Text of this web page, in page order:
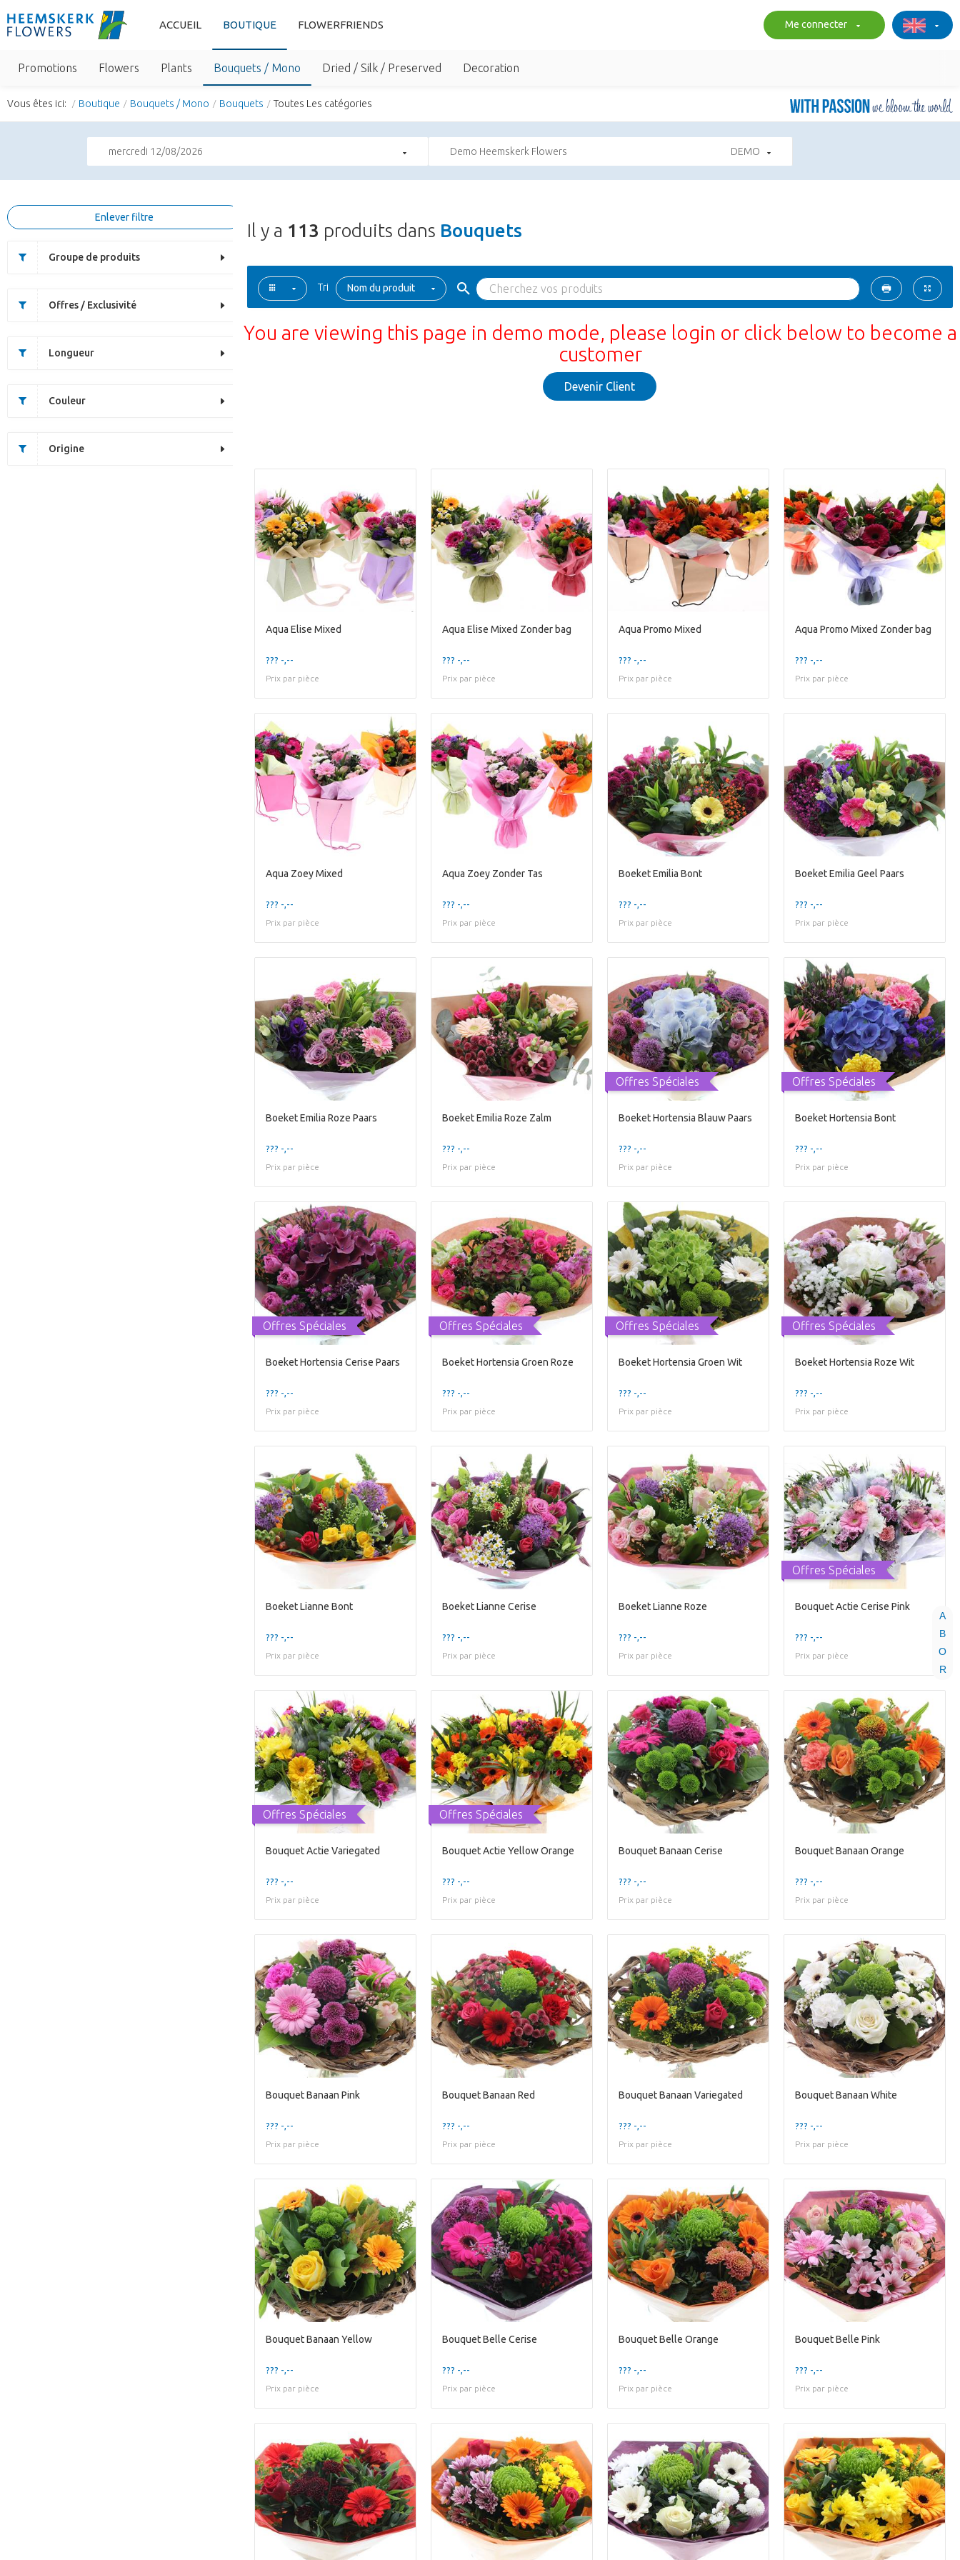
ACCUEIL BOUTIQUE FLOWERFRIENDS Me connecter
Promotions Flowers Plants Bouquets / Mono Dried / Silk / Preserved Decoration
Vous êtes ici: Boutique Bouquets / Mono Bouquets Toutes Les catégories
mercredi 12/08/2026 Demo Heemskerk Flowers DEMO
A
B
O
R
Enlever filtre
Groupe de produits
Offres / Exclusivité
Longueur
Couleur
Origine
Il y a 113 produits dans Bouquets
Tri Nom du produit
You are viewing this page in demo mode, please login or click below to become a
customer
Devenir Client
Aqua Elise Mixed
??? -,--
Prix par pièce
Aqua Elise Mixed Zonder bag
??? -,--
Prix par pièce
Aqua Promo Mixed
??? -,--
Prix par pièce
Aqua Promo Mixed Zonder bag
??? -,--
Prix par pièce
Aqua Zoey Mixed
??? -,--
Prix par pièce
Aqua Zoey Zonder Tas
??? -,--
Prix par pièce
Boeket Emilia Bont
??? -,--
Prix par pièce
Boeket Emilia Geel Paars
??? -,--
Prix par pièce
Boeket Emilia Roze Paars
??? -,--
Prix par pièce
Boeket Emilia Roze Zalm
??? -,--
Prix par pièce
Offres Spéciales
Boeket Hortensia Blauw Paars
??? -,--
Prix par pièce
Offres Spéciales
Boeket Hortensia Bont
??? -,--
Prix par pièce
Offres Spéciales
Boeket Hortensia Cerise Paars
??? -,--
Prix par pièce
Offres Spéciales
Boeket Hortensia Groen Roze
??? -,--
Prix par pièce
Offres Spéciales
Boeket Hortensia Groen Wit
??? -,--
Prix par pièce
Offres Spéciales
Boeket Hortensia Roze Wit
??? -,--
Prix par pièce
Boeket Lianne Bont
??? -,--
Prix par pièce
Boeket Lianne Cerise
??? -,--
Prix par pièce
Boeket Lianne Roze
??? -,--
Prix par pièce
Offres Spéciales
Bouquet Actie Cerise Pink
??? -,--
Prix par pièce
Offres Spéciales
Bouquet Actie Variegated
??? -,--
Prix par pièce
Offres Spéciales
Bouquet Actie Yellow Orange
??? -,--
Prix par pièce
Bouquet Banaan Cerise
??? -,--
Prix par pièce
Bouquet Banaan Orange
??? -,--
Prix par pièce
Bouquet Banaan Pink
??? -,--
Prix par pièce
Bouquet Banaan Red
??? -,--
Prix par pièce
Bouquet Banaan Variegated
??? -,--
Prix par pièce
Bouquet Banaan White
??? -,--
Prix par pièce
Bouquet Banaan Yellow
??? -,--
Prix par pièce
Bouquet Belle Cerise
??? -,--
Prix par pièce
Bouquet Belle Orange
??? -,--
Prix par pièce
Bouquet Belle Pink
??? -,--
Prix par pièce